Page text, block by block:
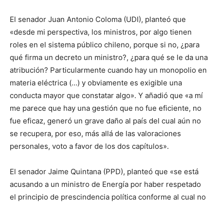
El senador Juan Antonio Coloma (UDI), planteó que
«desde mi perspectiva, los ministros, por algo tienen
roles en el sistema público chileno, porque si no, ¿para
qué firma un decreto un ministro?, ¿para qué se le da una
atribución? Particularmente cuando hay un monopolio en
materia eléctrica (…) y obviamente es exigible una
conducta mayor que constatar algo». Y añadió que «a mí
me parece que hay una gestión que no fue eficiente, no
fue eficaz, generó un grave daño al país del cual aún no
se recupera, por eso, más allá de las valoraciones
personales, voto a favor de los dos capítulos».
El senador Jaime Quintana (PPD), planteó que «se está
acusando a un ministro de Energía por haber respetado
el principio de prescindencia política conforme al cual no